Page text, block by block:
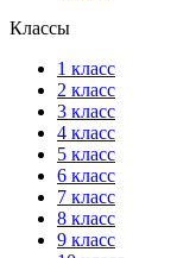
Классы
1 класс
2 класс
3 класс
4 класс
5 класс
6 класс
7 класс
8 класс
9 класс